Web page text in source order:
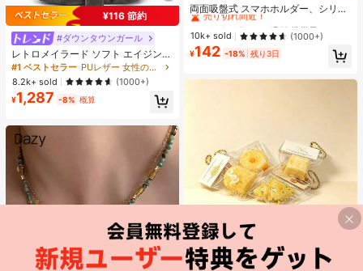
¥116 節約
#ダウンタウンガール
レトロメイラード ソフト エイジング
加工 ブラッシュド 人工レザー バイ
ク風パッケージ装飾 ショルダーバッ
グ 脇掛けバッグ フレンチスティック
バッグ スクエアバッグ ヴィンテージ
#1 ベストセラー
PUレザー 女性のショルダーバッグ
8.2k+ sold
(1000+)
¥1,287 -8% 概算
両面吸盤式 スマホホルダー、シリコ
ン製 滑り止め 洗える スマートフォ
ンブラケット ステッカー
売り切れ間近！
#1 ベストセラー
売り切れ間近！
#1 ベストセラー
売り切れ間近！
#1 ベストセラー
10k+ sold (1000+)
¥142 -18% 残り3日
Good Life Toy Shop